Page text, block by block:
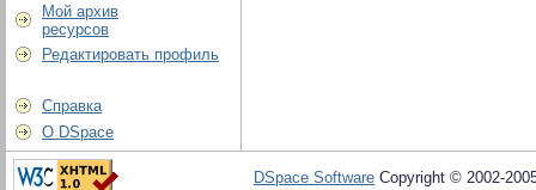
Мой архив
ресурсов
Редактировать профиль
Справка
О DSpace
DSpace Software Copyright © 2002-